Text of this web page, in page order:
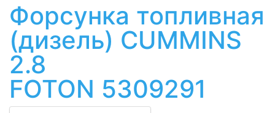
Форсунка топливная
(дизель) CUMMINS
2.8
FOTON 5309291